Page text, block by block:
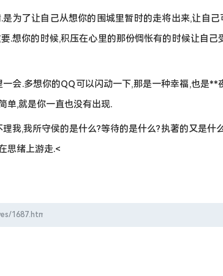
为了让自己从想你的围城里暂时的走将出来,让自己
.想你的时候,积压在心里的那份惆怅有的时候让自己
会.多想你的QQ可以闪动一下,那是一种幸福,也是**
单,就是你一直也没有出现.
我,我所守侯的是什么?等待的是什么?执著的又是什
思绪上游走.<